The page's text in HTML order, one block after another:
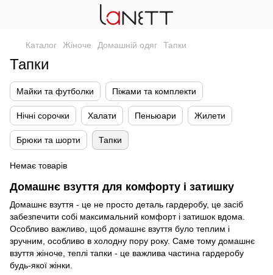
Каталог Жіноче Домашній одяг Тапки
Тапки
Майки та футболки Піжами та комплекти
Нічні сорочки Халати Пеньюари Жилети
Брюки та шорти Тапки
Немає товарів
Домашнє взуття для комфорту і затишку
Домашнє взуття - це не просто деталь гардеробу, це засіб
забезпечити собі максимальний комфорт і затишок вдома.
Особливо важливо, щоб домашнє взуття було теплим і
зручним, особливо в холодну пору року. Саме тому домашнє
взуття жіноче, теплі тапки - це важлива частина гардеробу
будь-якої жінки.